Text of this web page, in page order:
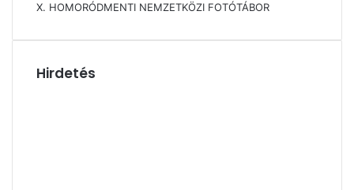
X. HOMORÓDMENTI NEMZETKÖZI FOTÓTÁBOR
Hirdetés